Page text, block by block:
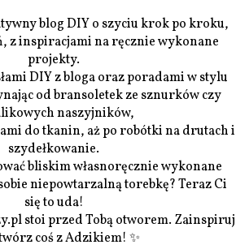
blog DIY o szyciu krok po kroku,
z inspiracjami na ręcznie wykonane
projekty.
DIY z bloga oraz poradami w stylu
od bransoletek ze sznurków czy
naszyjników,
do tkanin, aż po robótki na drutach i
szydełkowanie.
bliskim własnoręcznie wykonane
niepowtarzalną torebkę? Teraz Ci
się to uda!
stoi przed Tobą otworem. Zainspiruj
coś z Adzikiem! ✨